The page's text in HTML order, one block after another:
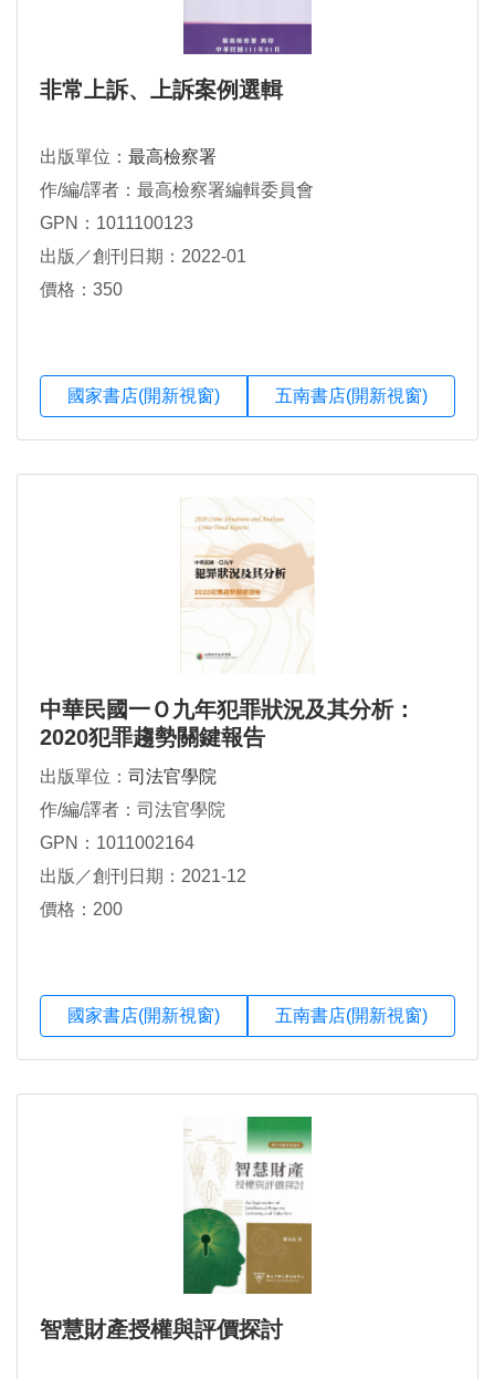
非常上訴、上訴案例選輯
出版單位： 最高檢察署
作/編/譯者：最高檢察署編輯委員會
GPN：1011100123
出版／創刊日期：2022-01
價格：350
國家書店(開新視窗) 五南書店(開新視窗)
中華民國一Ｏ九年犯罪狀況及其分析：
2020犯罪趨勢關鍵報告
出版單位： 司法官學院
作/編/譯者：司法官學院
GPN：1011002164
出版／創刊日期：2021-12
價格：200
國家書店(開新視窗) 五南書店(開新視窗)
智慧財產授權與評價探討